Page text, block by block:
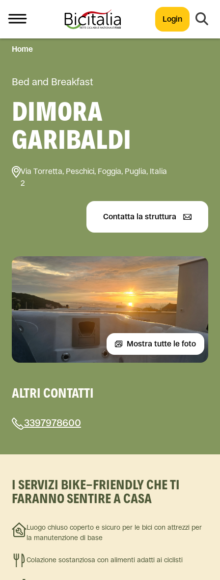
Login
TUTTO
Home
Bed and Breakfast
DIMORA
GARIBALDI
Via Torretta, Peschici, Foggia, Puglia, Italia
2
Contatta la struttura
Mostra tutte le foto
ALTRI CONTATTI
3397978600
I SERVIZI BIKE-FRIENDLY CHE TI
FARANNO SENTIRE A CASA
Luogo chiuso coperto e sicuro per le bici con attrezzi per
la manutenzione di base
Colazione sostanziosa con alimenti adatti ai ciclisti